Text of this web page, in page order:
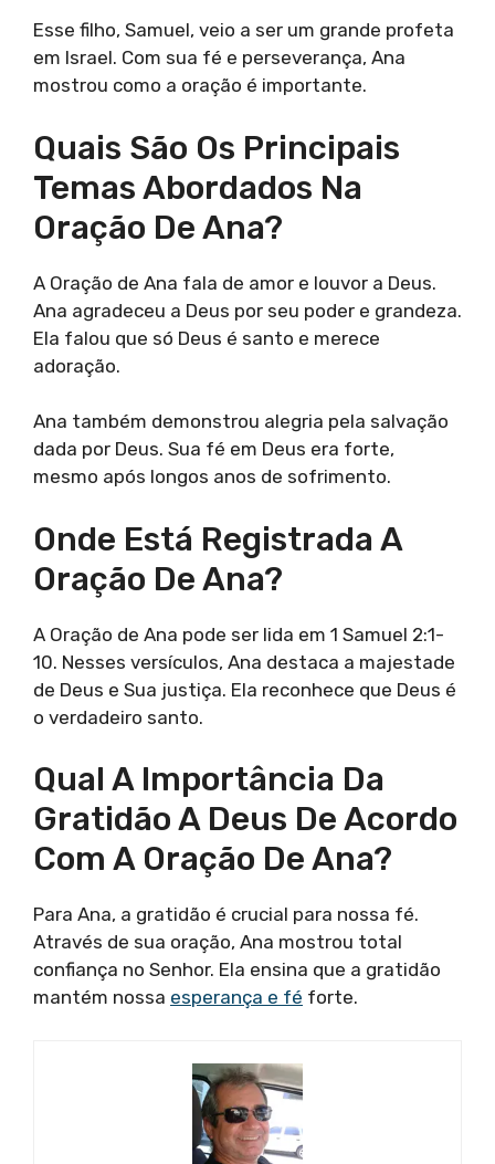
Esse filho, Samuel, veio a ser um grande profeta
em Israel. Com sua fé e perseverança, Ana
mostrou como a oração é importante.
Quais São Os Principais
Temas Abordados Na
Oração De Ana?
A Oração de Ana fala de amor e louvor a Deus.
Ana agradeceu a Deus por seu poder e grandeza.
Ela falou que só Deus é santo e merece
adoração.
Ana também demonstrou alegria pela salvação
dada por Deus. Sua fé em Deus era forte,
mesmo após longos anos de sofrimento.
Onde Está Registrada A
Oração De Ana?
A Oração de Ana pode ser lida em 1 Samuel 2:1-
10. Nesses versículos, Ana destaca a majestade
de Deus e Sua justiça. Ela reconhece que Deus é
o verdadeiro santo.
Qual A Importância Da
Gratidão A Deus De Acordo
Com A Oração De Ana?
Para Ana, a gratidão é crucial para nossa fé.
Através de sua oração, Ana mostrou total
confiança no Senhor. Ela ensina que a gratidão
mantém nossa esperança e fé forte.